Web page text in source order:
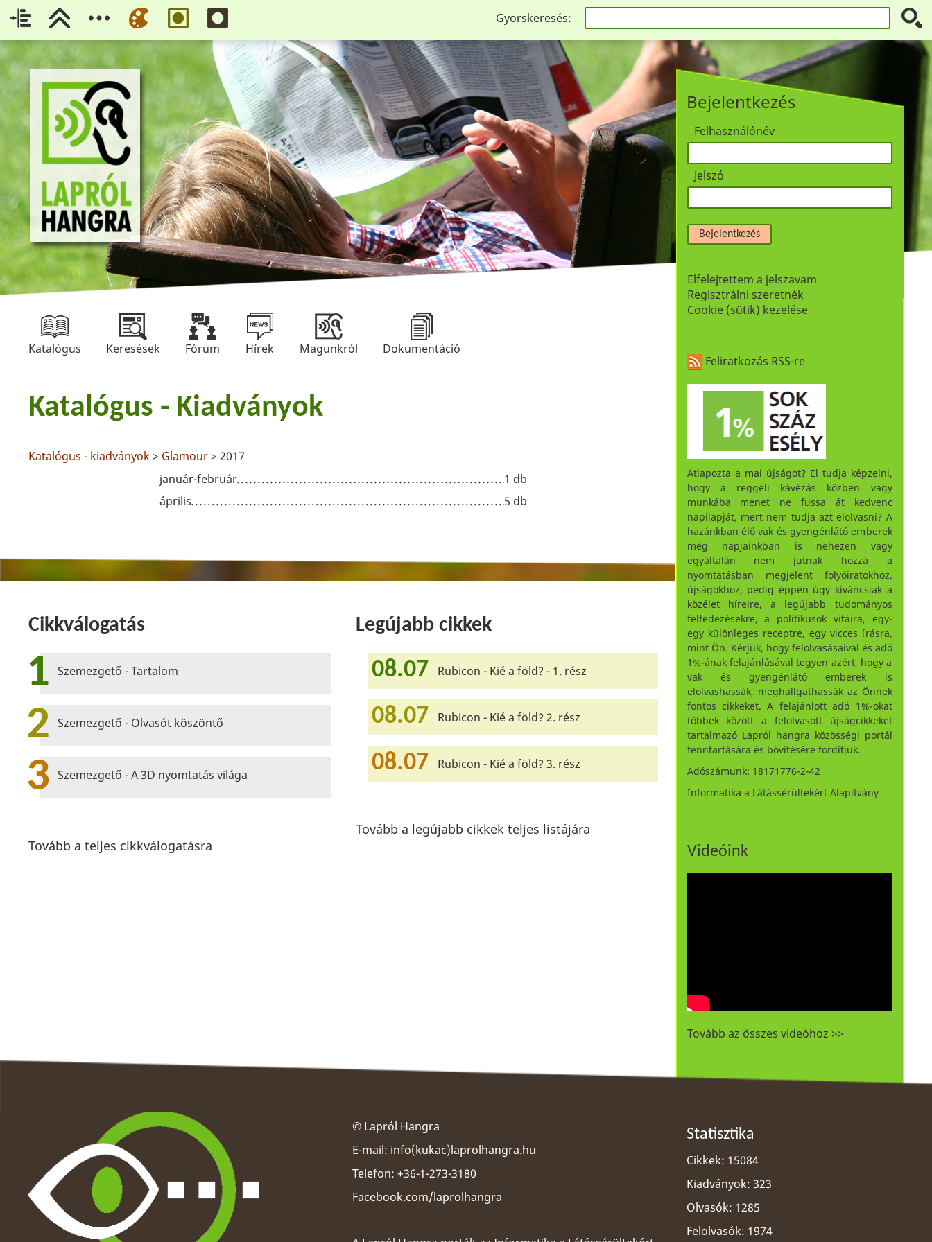
Gyorskeresés:
Bejelentkezés
Felhasználónév
Jelszó
Bejelentkezés
Elfelejtettem a jelszavam
Regisztrálni szeretnék
Cookie (sütik) kezelése
Katalógus Keresések Fórum Hírek Magunkról Dokumentáció
Katalógus - Kiadványok
Katalógus - kiadványok> Glamour> 2017
január-február
1 db
április
5 db
Cikkválogatás
1 Szemezgető - Tartalom
2 Szemezgető - Olvasót köszöntő
3 Szemezgető - A 3D nyomtatás világa
Tovább a teljes cikkválogatásra
Legújabb cikkek
08.07 Rubicon - Kié a föld? - 1. rész
08.07 Rubicon - Kié a föld? 2. rész
08.07 Rubicon - Kié a föld? 3. rész
Tovább a legújabb cikkek teljes listájára
Feliratkozás RSS-re
Átlapozta a mai újságot? El tudja képzelni,
hogy a reggeli kávézás közben vagy
munkába menet ne fussa át kedvenc
napilapját, mert nem tudja azt elolvasni? A
hazánkban élő vak és gyengénlátó emberek
még napjainkban is nehezen vagy
egyáltalán nem jutnak hozzá a
nyomtatásban megjelent folyóiratokhoz,
újságokhoz, pedig éppen úgy kíváncsiak a
közélet híreire, a legújabb tudományos
felfedezésekre, a politikusok vitáira, egy-
egy különleges receptre, egy vicces írásra,
mint Ön. Kérjük, hogy felolvasásaival és adó
1%-ának felajánlásával tegyen azért, hogy a
vak és gyengénlátó emberek is
elolvashassák, meghallgathassák az Önnek
fontos cikkeket. A felajánlott adó 1%-okat
többek között a felolvasott újságcikkeket
tartalmazó Lapról hangra közösségi portál
fenntartására és bővítésére fordítjuk.
Adószámunk: 18171776-2-42
Informatika a Látássérültekért Alapítvány
Videóink
Tovább az összes videóhoz >>
© Lapról Hangra
E-mail: info(kukac)laprolhangra.hu
Telefon: +36-1-273-3180
Facebook.com/laprolhangra
Statisztika
Cikkek: 15084
Kiadványok: 323
Olvasók: 1285
Felolvasók: 1974